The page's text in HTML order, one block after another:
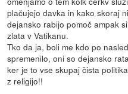
plačujejo davka in kako skoraj
dejansko rabijo pomoč ampak
zlata v Vatikanu.
Tko da ja, boli me kdo po
spremenilo, oni so dejansko
ker je to vse skupaj čista
z religijo!!